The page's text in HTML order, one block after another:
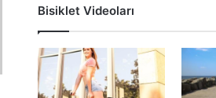
Bisiklet Videoları